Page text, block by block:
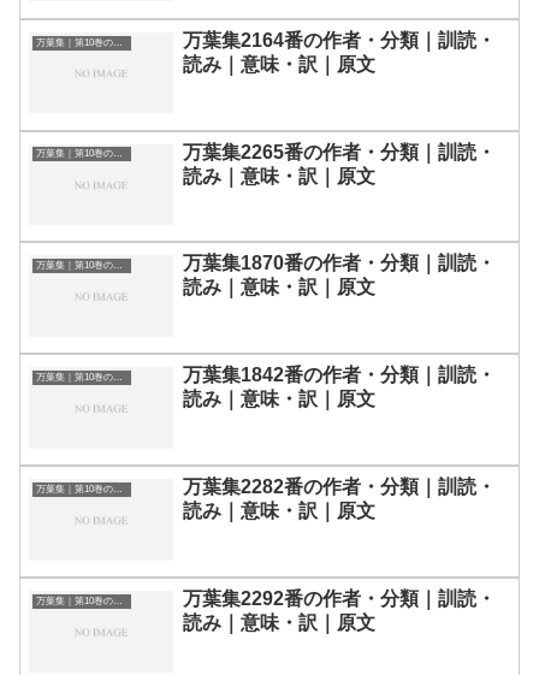
万葉集｜第10巻の和歌一覧
万葉集2164番の作者・分類｜訓読・
読み｜意味・訳｜原文
万葉集｜第10巻の和歌一覧
万葉集2265番の作者・分類｜訓読・
読み｜意味・訳｜原文
万葉集｜第10巻の和歌一覧
万葉集1870番の作者・分類｜訓読・
読み｜意味・訳｜原文
万葉集｜第10巻の和歌一覧
万葉集1842番の作者・分類｜訓読・
読み｜意味・訳｜原文
万葉集｜第10巻の和歌一覧
万葉集2282番の作者・分類｜訓読・
読み｜意味・訳｜原文
万葉集｜第10巻の和歌一覧
万葉集2292番の作者・分類｜訓読・
読み｜意味・訳｜原文